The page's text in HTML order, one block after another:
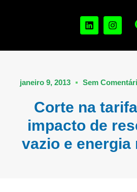
janeiro 9, 2013 Sem
Corte na
impacto de
vazio e energia